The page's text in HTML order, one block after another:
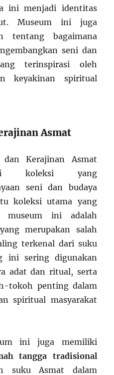
ini menjadi identitas
Museum ini juga
tentang bagaimana
seni dan
terinspirasi oleh
keyakinan spiritual
Asmat
dan Kerajinan Asmat
koleksi yang
seni dan budaya
koleksi utama yang
museum ini adalah
merupakan salah
terkenal dari suku
ini sering digunakan
adat dan ritual, serta
tokoh penting dalam
spiritual masyarakat
ini juga memiliki
tangga tradisional
suku Asmat dalam